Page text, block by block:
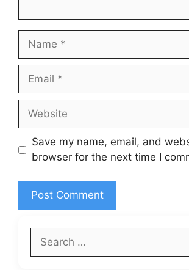
Name
Email
Website
Save my name, email, and
browser for the next time I
for: